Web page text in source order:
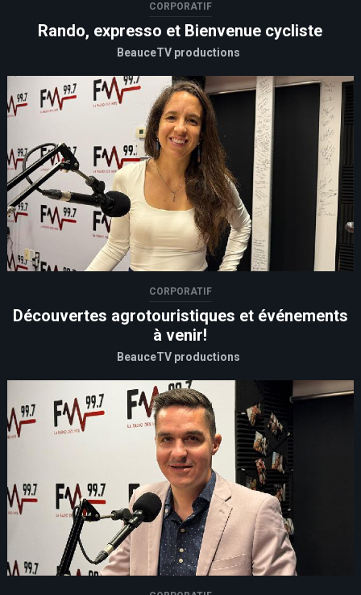
CORPORATIF
Rando, expresso et Bienvenue cycliste
BeauceTV productions
CORPORATIF
Découvertes agrotouristiques et événements
à venir!
BeauceTV productions